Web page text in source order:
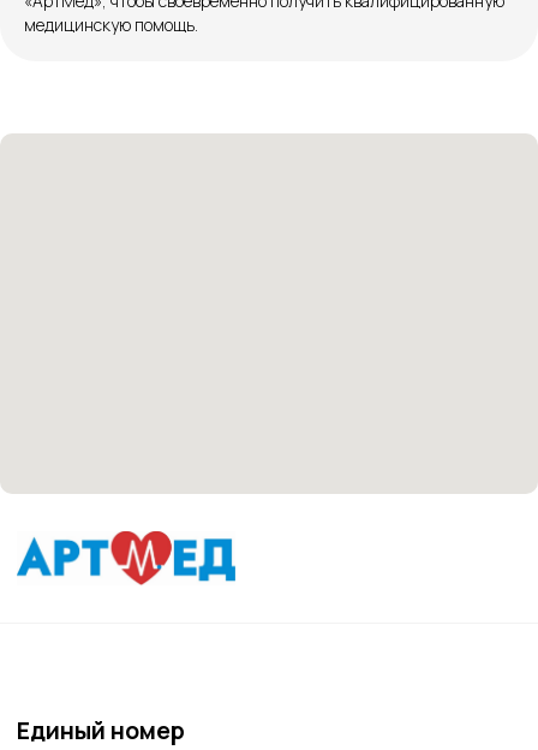
медицинскую помощь.
Положение об обработке персональных данных
в нашей официальной группе Вконтакте